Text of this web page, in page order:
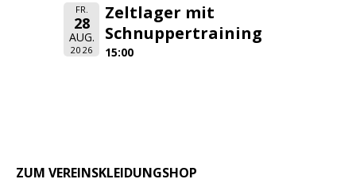
FR.
28
AUG.
2026
Zeltlager mit
Schnuppertraining
15:00
ZUM VEREINSKLEIDUNGSHOP